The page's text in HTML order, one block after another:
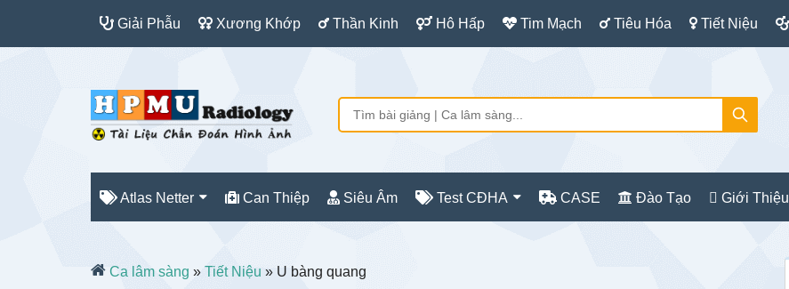
Giải Phẫu Xương Khớp Thần Kinh Hô Hấp Tim Mạch Tiêu Hóa Tiết Niệu
Atlas Netter Can Thiệp Siêu Âm Test CĐHA CASE Đào Tạo Giới Thiệu
Ca lâm sàng » Tiết Niệu » U bàng quang